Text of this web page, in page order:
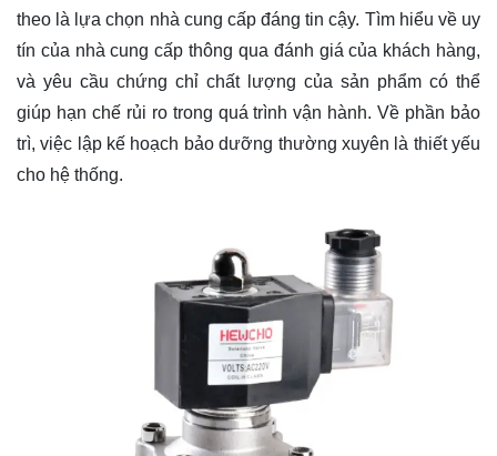
theo là lựa chọn nhà cung cấp đáng tin cậy. Tìm hiểu về uy
tín của nhà cung cấp thông qua đánh giá của khách hàng,
và yêu cầu chứng chỉ chất lượng của sản phẩm có thể
giúp hạn chế rủi ro trong quá trình vận hành. Về phần bảo
trì, việc lập kế hoạch bảo dưỡng thường xuyên là thiết yếu
cho hệ thống.